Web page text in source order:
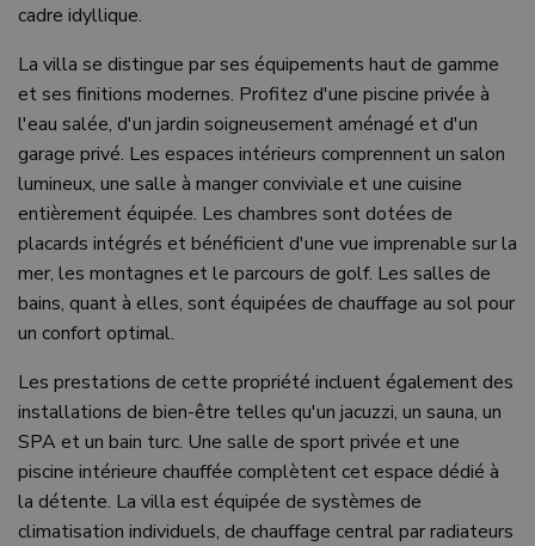
cadre idyllique.
La villa se distingue par ses équipements haut de gamme
et ses finitions modernes. Profitez d'une piscine privée à
l'eau salée, d'un jardin soigneusement aménagé et d'un
garage privé. Les espaces intérieurs comprennent un salon
lumineux, une salle à manger conviviale et une cuisine
entièrement équipée. Les chambres sont dotées de
placards intégrés et bénéficient d'une vue imprenable sur la
mer, les montagnes et le parcours de golf. Les salles de
bains, quant à elles, sont équipées de chauffage au sol pour
un confort optimal.
Les prestations de cette propriété incluent également des
installations de bien-être telles qu'un jacuzzi, un sauna, un
SPA et un bain turc. Une salle de sport privée et une
piscine intérieure chauffée complètent cet espace dédié à
la détente. La villa est équipée de systèmes de
climatisation individuels, de chauffage central par radiateurs